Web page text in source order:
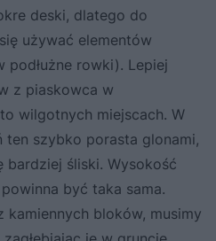
deski, dlatego do
używać elementów
rowki). Lepiej
z piaskowca w
wilgotnych miejscach. W
ten szybko porasta glonami,
bardziej śliski. Wysokość
być taka sama.
kamiennych bloków, musimy